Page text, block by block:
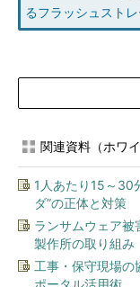
るフラッシュスト
関連資料（ホワ
1人あたり15～30
ダ”の正体と対策
ランサムウェア被
製作所の取り組み
工事・保守現場の
ポータル活用術